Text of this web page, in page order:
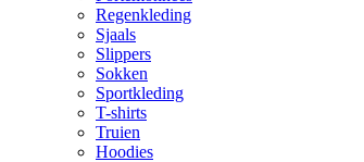
Regenkleding
Sjaals
Slippers
Sokken
Sportkleding
T-shirts
Truien
Hoodies